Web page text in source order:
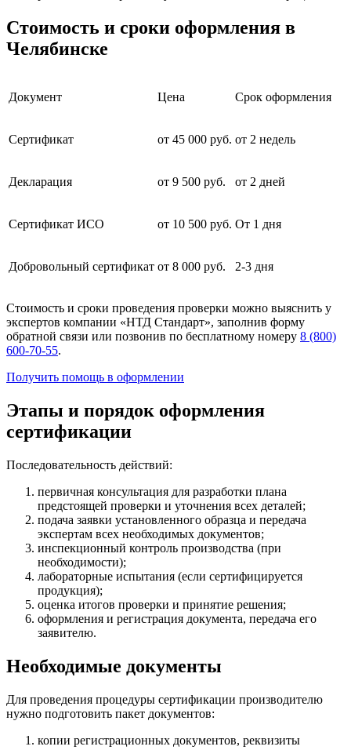
Стоимость и сроки оформления в
Челябинске
Документ Цена Срок оформления
Сертификат от 45 000 руб. от 2 недель
Декларация от 9 500 руб. от 2 дней
Сертификат ИСО от 10 500 руб. От 1 дня
Добровольный сертификат от 8 000 руб. 2-3 дня
Стоимость и сроки проведения проверки можно выяснить у
экспертов компании «НТД Стандарт», заполнив форму
обратной связи или позвонив по бесплатному номеру 8 (800)
600-70-55.
Получить помощь в оформлении
Этапы и порядок оформления
сертификации
Последовательность действий:
первичная консультация для разработки плана
предстоящей проверки и уточнения всех деталей;
подача заявки установленного образца и передача
экспертам всех необходимых документов;
инспекционный контроль производства (при
необходимости);
лабораторные испытания (если сертифицируется
продукция);
оценка итогов проверки и принятие решения;
оформления и регистрация документа, передача его
заявителю.
Необходимые документы
Для проведения процедуры сертификации производителю
нужно подготовить пакет документов:
копии регистрационных документов, реквизиты